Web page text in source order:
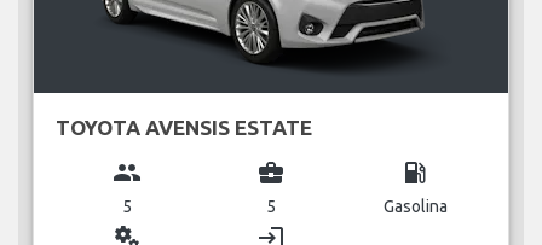
TOYOTA AVENSIS ESTATE
group
5
business_center
5
local_gas_station
Gasolina
miscellaneous_services login